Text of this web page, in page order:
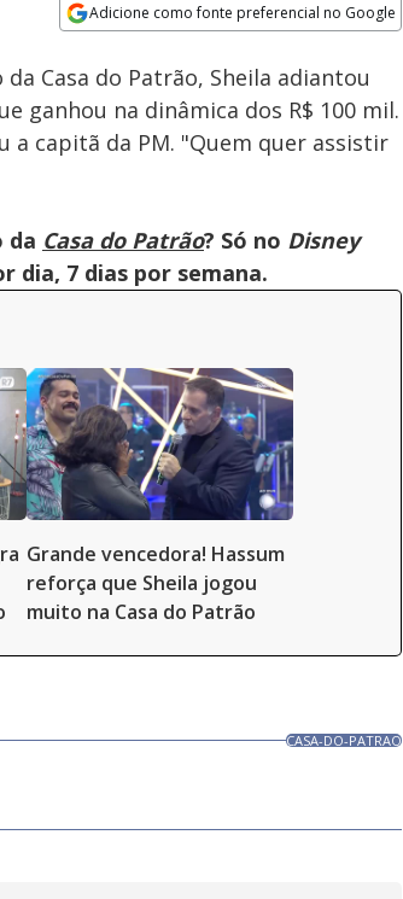
Adicione como fonte preferencial no Google
Velocidade
Casa do Patrão, Sheila adiantou
ganhou na dinâmica dos R$ 100 mil.
capitã da PM. "Quem quer assistir
da Casa do Patrão? Só no Disney
dia, 7 dias por semana.
Grande vencedora! Hassum
reforça que Sheila jogou
muito na Casa do Patrão
CASA-DO-PATRAO